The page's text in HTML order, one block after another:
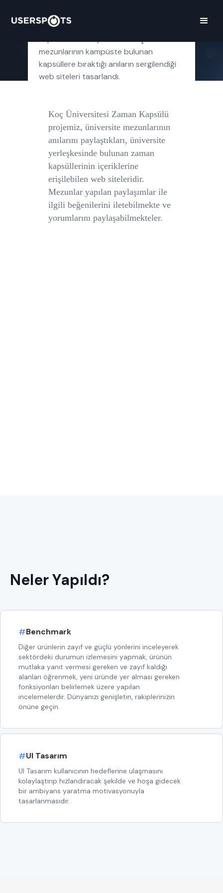
Koç Üniversitesi 25. yıl projeleri
mezunlarının kampüste bulunan
kapsüllere bıraktığı anıların sergilendiği
web siteleri tasarlandı.
Koç Üniversitesi Zaman Kapsülü
projemiz, üniversite mezunlarının
anılarını paylaştıkları, üniversite
yerleşkesinde bulunan zaman
kapsüllerinin içeriklerine
erişilebilen web siteleridir.
Mezunlar yapılan paylaşımlar ile
ilgili beğenilerini iletebilmekte ve
yorumlarını paylaşabilmekteler.
Neler Yapıldı?
#Benchmark
Diğer ürünlerin zayıf ve güçlü yönlerini inceleyerek
sektördeki durumun izlemesini yapmak, ürünün
mutlaka yanıt vermesi gereken ve zayıf kaldığı
alanları öğrenmek, yeni üründe yer alması gereken
fonksiyonları belirlemek üzere yapılan
incelemelerdir. Dünyanızı genişletin, rakiplerinizin
önüne geçin.
#UI Tasarım
UI Tasarım kullanıcının hedeflerine ulaşmasını
kolaylaştırıp hızlandıracak şekilde ve hoşa gidecek
bir ambiyans yaratma motivasyonuyla
tasarlanmasıdır.